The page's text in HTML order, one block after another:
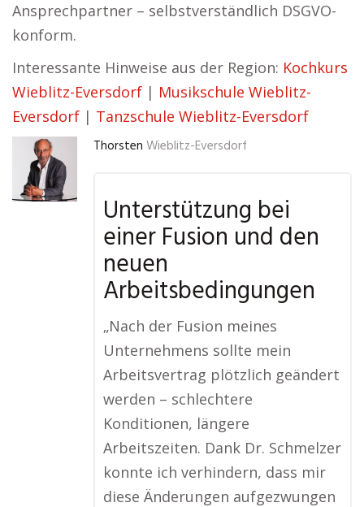
Ansprechpartner – selbstverständlich DSGVO-
konform.
Interessante Hinweise aus der Region: Kochkurs
Wieblitz-Eversdorf | Musikschule Wieblitz-
Eversdorf | Tanzschule Wieblitz-Eversdorf
Thorsten Wieblitz-Eversdorf
Unterstützung bei
einer Fusion und den
neuen
Arbeitsbedingungen
„Nach der Fusion meines
Unternehmens sollte mein
Arbeitsvertrag plötzlich geändert
werden – schlechtere
Konditionen, längere
Arbeitszeiten. Dank Dr. Schmelzer
konnte ich verhindern, dass mir
diese Änderungen aufgezwungen